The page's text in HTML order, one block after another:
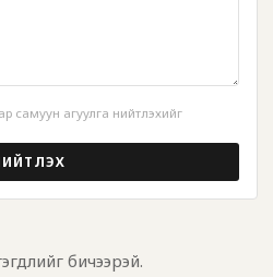
агуулга нийтлэхийг
бичээрэй.